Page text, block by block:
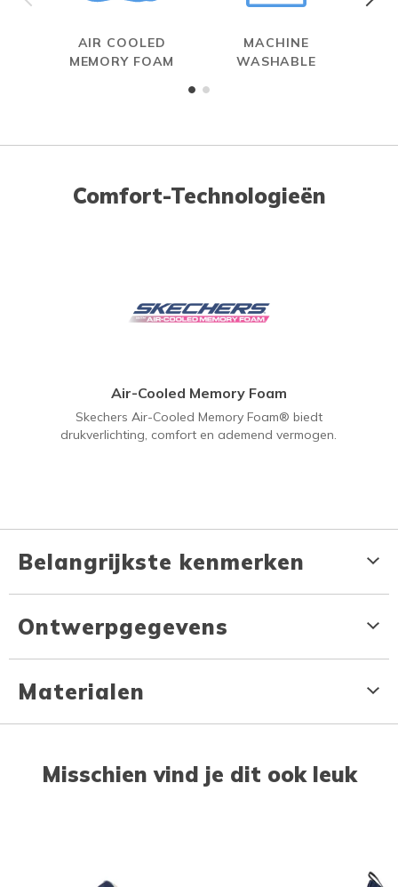
AIR COOLED
MEMORY FOAM
MACHINE
WASHABLE
Comfort-Technologieën
Air-Cooled Memory Foam
Skechers Air-Cooled Memory Foam® biedt
drukverlichting, comfort en ademend vermogen.
Belangrijkste kenmerken
Ontwerpgegevens
Materialen
Misschien vind je dit ook leuk